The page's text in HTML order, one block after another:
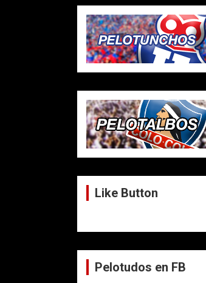
Like Button
Pelotudos en FB